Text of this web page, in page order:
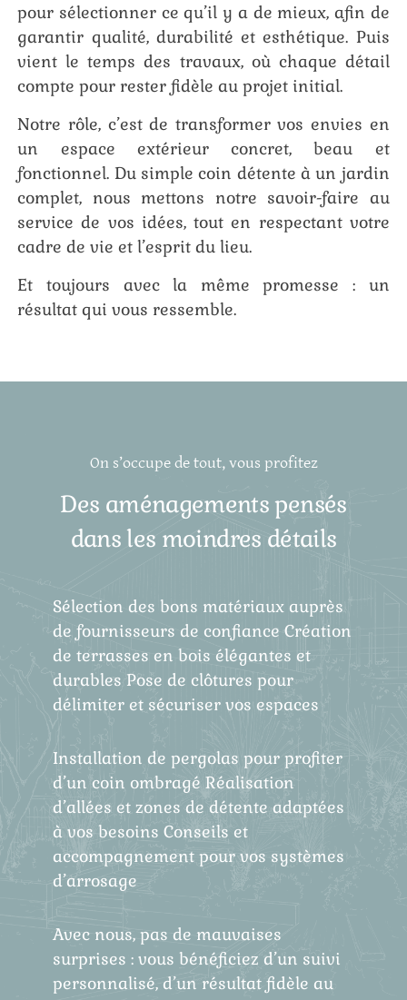
pour sélectionner ce qu’il y a de mieux, afin de
garantir qualité, durabilité et esthétique. Puis
vient le temps des travaux, où chaque détail
compte pour rester fidèle au projet initial.
Notre rôle, c’est de transformer vos envies en
un espace extérieur concret, beau et
fonctionnel. Du simple coin détente à un jardin
complet, nous mettons notre savoir-faire au
service de vos idées, tout en respectant votre
cadre de vie et l’esprit du lieu.
Et toujours avec la même promesse : un
résultat qui vous ressemble.
On s’occupe de tout, vous profitez
Des aménagements pensés
dans les moindres détails
Sélection des bons matériaux auprès
de fournisseurs de confiance Création
de terrasses en bois élégantes et
durables Pose de clôtures pour
délimiter et sécuriser vos espaces
Installation de pergolas pour profiter
d’un coin ombragé Réalisation
d’allées et zones de détente adaptées
à vos besoins Conseils et
accompagnement pour vos systèmes
d’arrosage
Avec nous, pas de mauvaises
surprises : vous bénéficiez d’un suivi
personnalisé, d’un résultat fidèle au